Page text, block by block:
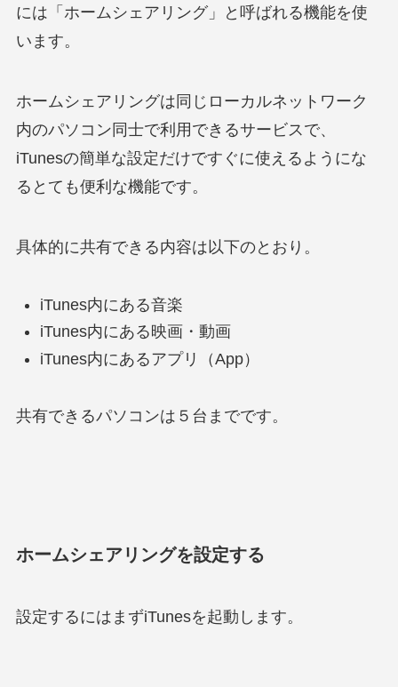
には「ホームシェアリング」と呼ばれる機能を使
います。
ホームシェアリングは同じローカルネットワーク
内のパソコン同士で利用できるサービスで、
iTunesの簡単な設定だけですぐに使えるようにな
るとても便利な機能です。
具体的に共有できる内容は以下のとおり。
iTunes内にある音楽
iTunes内にある映画・動画
iTunes内にあるアプリ（App）
共有できるパソコンは５台までです。
ホームシェアリングを設定する
設定するにはまずiTunesを起動します。